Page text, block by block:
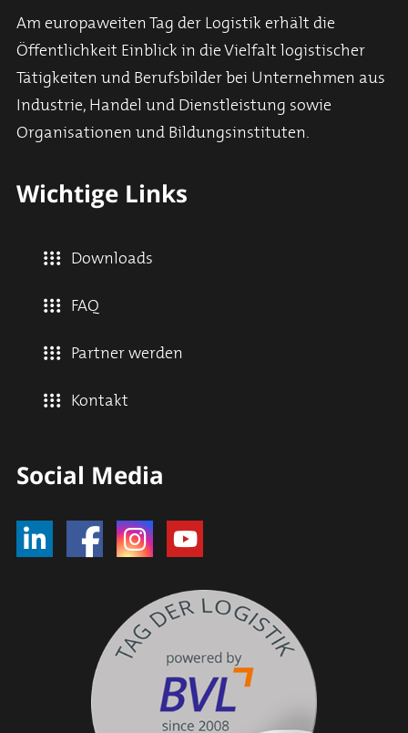
Am europaweiten Tag der Logistik erhält die
Öffentlichkeit Einblick in die Vielfalt logistischer
Tätigkeiten und Berufsbilder bei Unternehmen aus
Industrie, Handel und Dienstleistung sowie
Organisationen und Bildungsinstituten.
Wichtige Links
Downloads
FAQ
Partner werden
Kontakt
Social Media